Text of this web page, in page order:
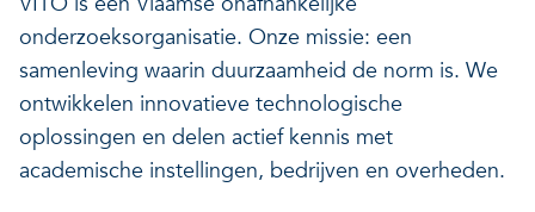
onderzoeksorganisatie. Onze missie: een
samenleving waarin duurzaamheid de norm is. We
ontwikkelen innovatieve technologische
oplossingen en delen actief kennis met
academische instellingen, bedrijven en overheden.